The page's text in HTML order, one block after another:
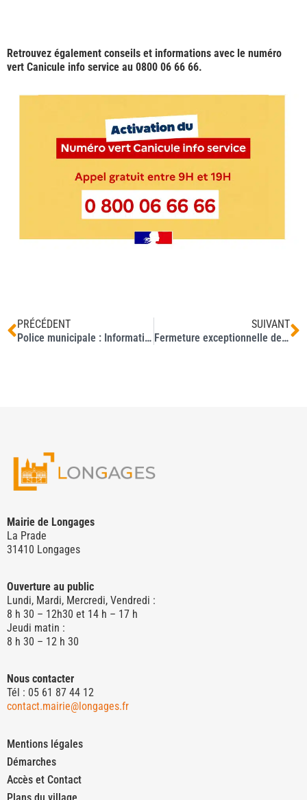
Retrouvez également conseils et informations avec le numéro
vert Canicule info service au 0800 06 66 66.
PRÉCÉDENT
Police municipale : Informations (marché nocturne, fête de la musique et interdiction de baignade)
SUIVANT
Fermeture exceptionnelle de votre agence postale jeudi 25 juin après-midi
Mairie de Longages
La Prade
31410 Longages
Ouverture au public
Lundi, Mardi, Mercredi, Vendredi :
8 h 30 – 12h30 et 14 h – 17 h
Jeudi matin :
8 h 30 – 12 h 30
Nous contacter
Tél : 05 61 87 44 12
contact.mairie@longages.fr
Mentions légales
Démarches
Accès et Contact
Plans du village